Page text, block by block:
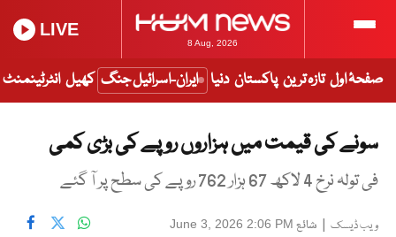
8 Aug, 2026
LIVE
صفحۂ اول تازہ ترین پاکستان دنیا ایران-اسرائیل جنگ کھیل انٹرٹینمنٹ
سونے کی قیمت میں ہزاروں روپے کی بڑی کمی
فی تولہ نرخ 4 لاکھ 67 ہزار 762 روپے کی سطح پر آ گئے
ویب ڈیسک | شائع June 3, 2026 2:06 PM